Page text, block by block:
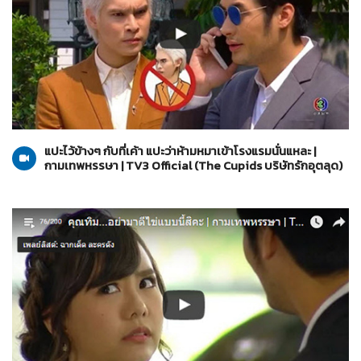
20-03-2560
The Cupids บริษัทรักอุตลุด
แปะไว้ข้างๆ กับที่เค้า แปะว่าห้ามหมาเข้าโรงแรมนั่นแหละ |
กามเทพหรรษา | TV3 Official (The Cupids บริษัทรักอุตลุด)